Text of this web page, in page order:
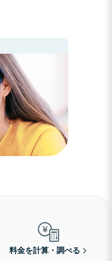
料金を計算・調べる